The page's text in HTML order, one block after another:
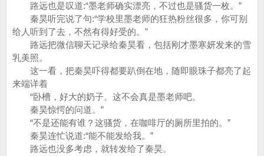
路远也是叹道:“墨老师确实漂亮，不过也是骚货一枚。”
秦昊听完说了句:“学校里墨老师的狂热粉丝很多，你可别
给人听到了去，不然有得好受的。”
路远把微信聊天记录给秦昊看，包括刚才墨寒妍发来的雪
乳美照。
这一看，把秦昊吓得都要趴倒在地，随即眼珠子都亮了起
来端详着
“卧槽，好大的奶子。这不会真是墨老师吧。
秦昊惊愕的问道。”
“不是还能有谁？这骚货，在咖啡厅的厕所里拍的。”
秦昊连忙说道:“能不能发给我。”
路远也没多考虑，就转发给了秦昊。